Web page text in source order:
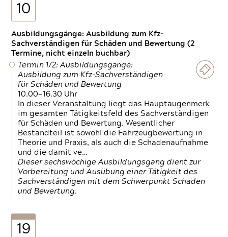
10
Ausbildungsgänge: Ausbildung zum Kfz-
Sachverständigen für Schäden und Bewertung (2
Termine, nicht einzeln buchbar)
Termin 1/2: Ausbildungsgänge:
Ausbildung zum Kfz-Sachverständigen
für Schäden und Bewertung
10.00—16.30 Uhr
In dieser Veranstaltung liegt das Hauptaugenmerk
im gesamten Tätigkeitsfeld des Sachverständigen
für Schäden und Bewertung. Wesentlicher
Bestandteil ist sowohl die Fahrzeugbewertung in
Theorie und Praxis, als auch die Schadenaufnahme
und die damit ve…
Dieser sechswöchige Ausbildungsgang dient zur
Vorbereitung und Ausübung einer Tätigkeit des
Sachverständigen mit dem Schwerpunkt Schaden
und Bewertung.
19